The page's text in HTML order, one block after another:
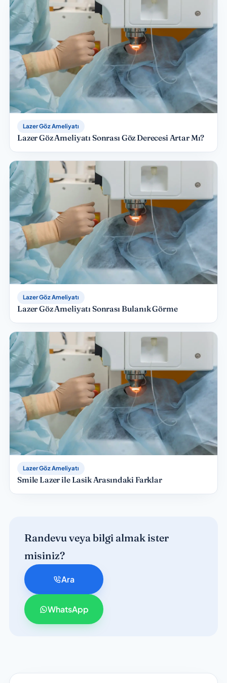
Lazer Göz Ameliyatı
Lazer Göz Ameliyatı Sonrası Göz Derecesi Artar Mı?
Lazer Göz Ameliyatı
Lazer Göz Ameliyatı Sonrası Bulanık Görme
Lazer Göz Ameliyatı
Smile Lazer ile Lasik Arasındaki Farklar
Randevu veya bilgi almak ister
misiniz?
Ara
WhatsApp